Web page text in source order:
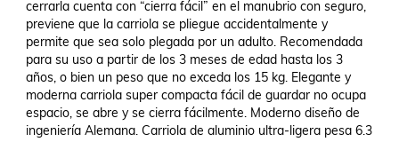
cerrarla cuenta con “cierra fácil” en el manubrio con seguro,
previene que la carriola se pliegue accidentalmente y
permite que sea solo plegada por un adulto. Recomendada
para su uso a partir de los 3 meses de edad hasta los 3
años, o bien un peso que no exceda los 15 kg. Elegante y
moderna carriola super compacta fácil de guardar no ocupa
espacio, se abre y se cierra fácilmente. Moderno diseño de
ingeniería Alemana. Carriola de aluminio ultra-ligera pesa 6.3